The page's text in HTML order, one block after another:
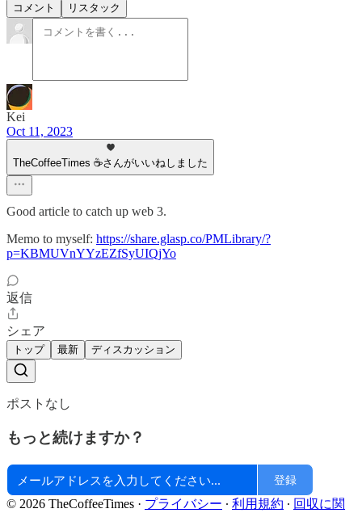
コメント リスタック
Kei
Oct 11, 2023
TheCoffeeTimes ☕さんがいいねしました
Good article to catch up web 3.
Memo to myself: https://share.glasp.co/PMLibrary/?
p=KBMUVnYYzEZfSyUIQjYo
返信
シェア
トップ 最新 ディスカッション
ポストなし
もっと続けますか？
登録
© 2026 TheCoffeeTimes · プライバシー ∙ 利用規約 ∙ 回収に関